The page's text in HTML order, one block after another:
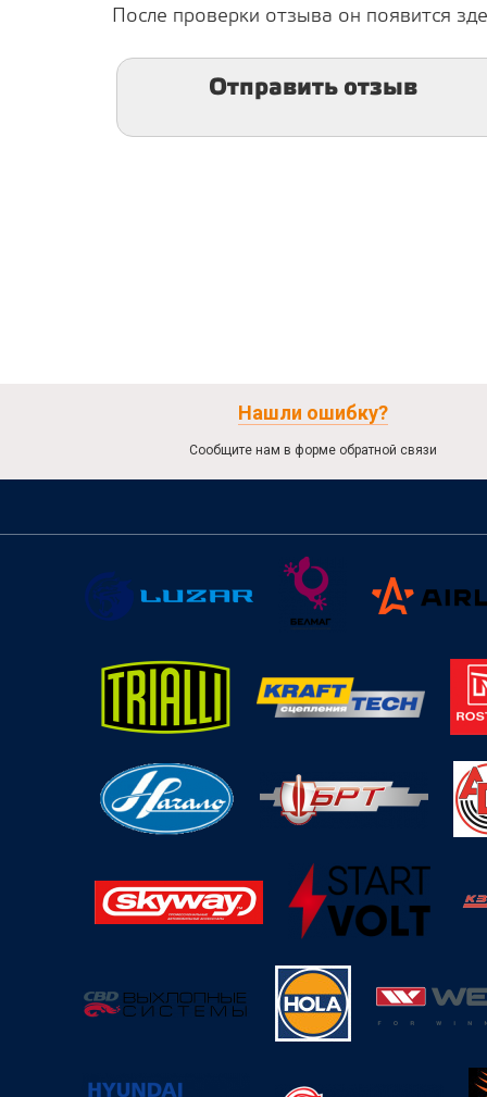
После проверки отзыва он появится
Отправить отзыв
Нашли ошибку?
Сообщите нам в форме обратной связи